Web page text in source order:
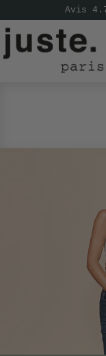
Avis